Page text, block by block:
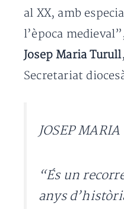
al XX, amb
l’època
Josep Maria Turull
Secretariat
JOSEP
“És un
anys